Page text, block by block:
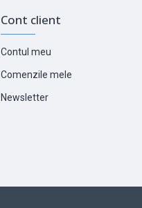
Cont client
Contul meu
Comenzile mele
Newsletter